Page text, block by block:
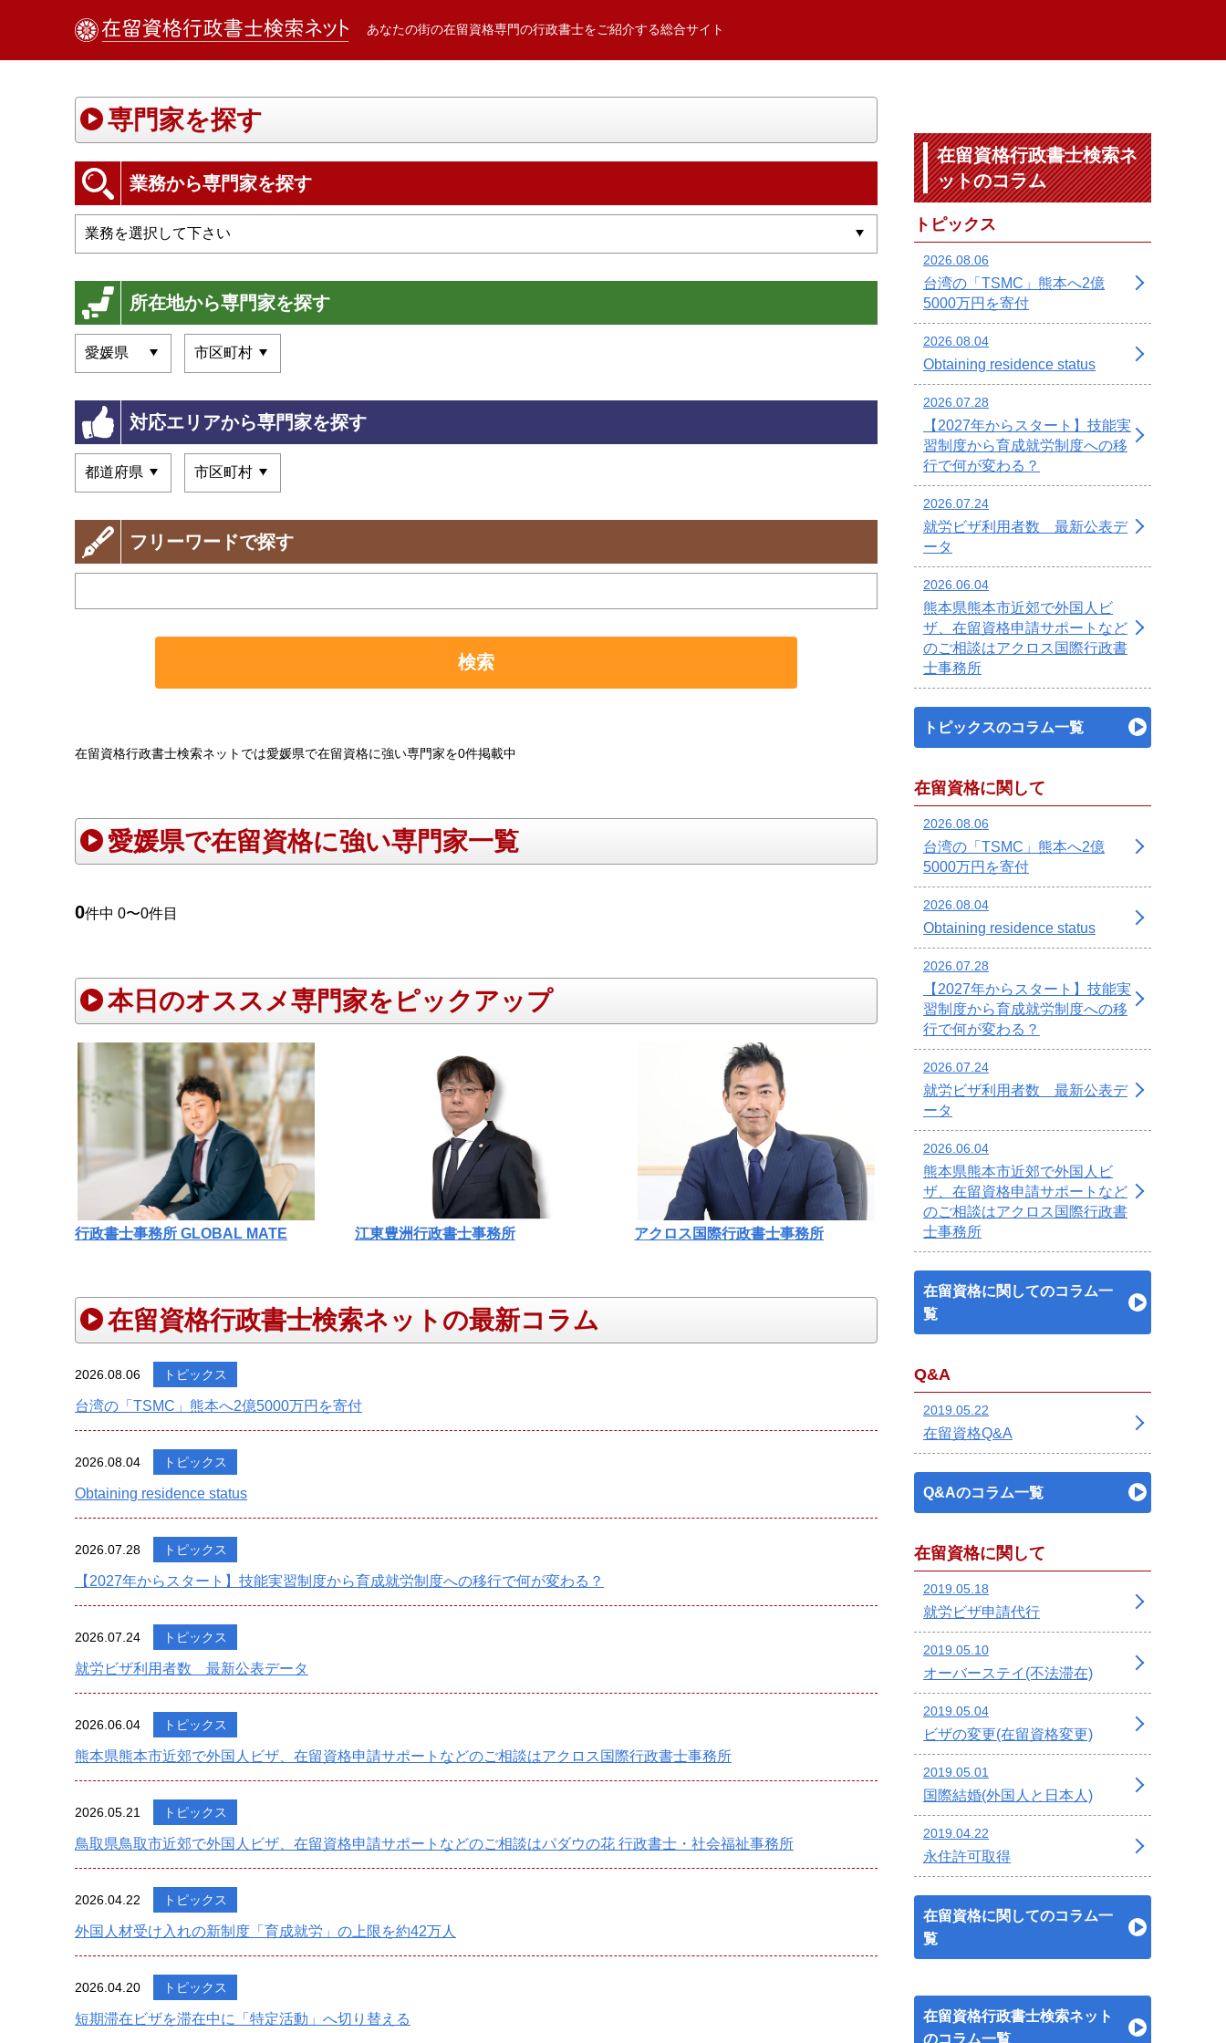
あなたの街の在留資格専門の行政書士をご紹介する総合サイト
専門家を探す
業務から専門家を探す
所在地から専門家を探す
対応エリアから専門家を探す
フリーワードで探す
検索
在留資格行政書士検索ネットでは愛媛県で在留資格に強い専門家を0件掲載中
愛媛県で在留資格に強い専門家一覧
0件中 0〜0件目
本日のオススメ専門家をピックアップ
行政書士事務所 GLOBAL MATE 江東豊洲行政書士事務所 アクロス国際行政書士事務所
在留資格行政書士検索ネットの最新コラム
2026.08.06 トピックス
台湾の「TSMC」熊本へ2億5000万円を寄付
2026.08.04 トピックス
Obtaining residence status
2026.07.28 トピックス
【2027年からスタート】技能実習制度から育成就労制度への移行で何が変わる？
2026.07.24 トピックス
就労ビザ利用者数 最新公表データ
2026.06.04 トピックス
熊本県熊本市近郊で外国人ビザ、在留資格申請サポートなどのご相談はアクロス国際行政書士事務所
2026.05.21 トピックス
鳥取県鳥取市近郊で外国人ビザ、在留資格申請サポートなどのご相談はパダウの花 行政書士・社会福祉事務所
2026.04.22 トピックス
外国人材受け入れの新制度「育成就労」の上限を約42万人
2026.04.20 トピックス
短期滞在ビザを滞在中に「特定活動」へ切り替える
在留資格行政書士検索ネ
ットのコラム
トピックス
2026.08.06
台湾の「TSMC」熊本へ2億
5000万円を寄付
2026.08.04
Obtaining residence status
2026.07.28
【2027年からスタート】技能実
習制度から育成就労制度への移
行で何が変わる？
2026.07.24
就労ビザ利用者数 最新公表デ
ータ
2026.06.04
熊本県熊本市近郊で外国人ビ
ザ、在留資格申請サポートなど
のご相談はアクロス国際行政書
士事務所
トピックスのコラム一覧
在留資格に関して
2026.08.06
台湾の「TSMC」熊本へ2億
5000万円を寄付
2026.08.04
Obtaining residence status
2026.07.28
【2027年からスタート】技能実
習制度から育成就労制度への移
行で何が変わる？
2026.07.24
就労ビザ利用者数 最新公表デ
ータ
2026.06.04
熊本県熊本市近郊で外国人ビ
ザ、在留資格申請サポートなど
のご相談はアクロス国際行政書
士事務所
在留資格に関してのコラム一
覧
Q&A
2019.05.22
在留資格Q&A
Q&Aのコラム一覧
在留資格に関して
2019.05.18
就労ビザ申請代行
2019.05.10
オーバーステイ(不法滞在)
2019.05.04
ビザの変更(在留資格変更)
2019.05.01
国際結婚(外国人と日本人)
2019.04.22
永住許可取得
在留資格に関してのコラム一
覧
在留資格行政書士検索ネット
のコラム一覧